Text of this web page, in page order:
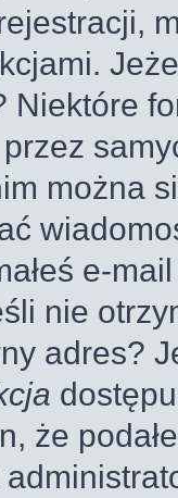
Niektóre
można
e-
nie
adres?
że